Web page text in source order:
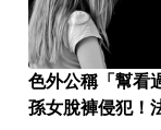
色外公稱「幫看
孫女脫褲侵犯！